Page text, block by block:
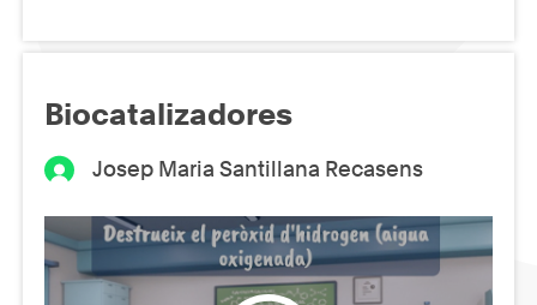
Biocatalizadores
Josep Maria Santillana Recasens